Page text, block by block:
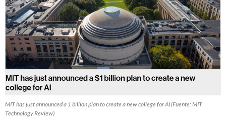
MIT has just announced a 1 billion plan to create a new college for AI (Fuente: MIT
Technology Review)